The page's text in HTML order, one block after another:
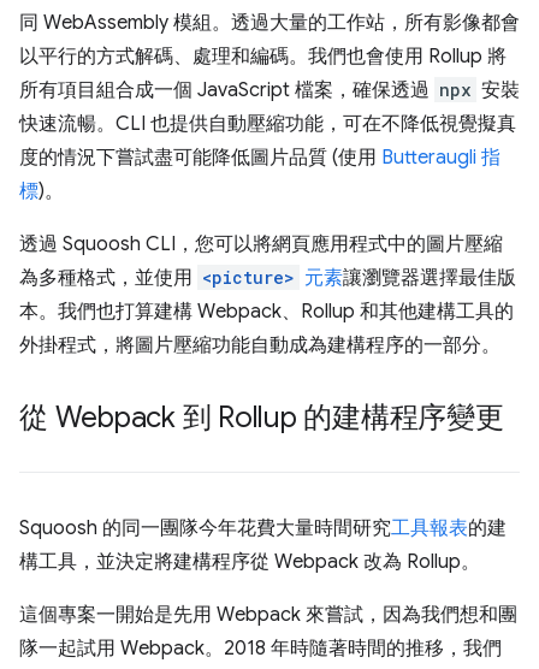
同 WebAssembly 模組。透過大量的工作站，所有影像都會
以平行的方式解碼、處理和編碼。我們也會使用 Rollup 將
所有項目組合成一個 JavaScript 檔案，確保透過 npx 安裝
快速流暢。CLI 也提供自動壓縮功能，可在不降低視覺擬真
度的情況下嘗試盡可能降低圖片品質 (使用 Butteraugli 指
標)。
透過 Squoosh CLI，您可以將網頁應用程式中的圖片壓縮
為多種格式，並使用 <picture> 元素讓瀏覽器選擇最佳版
本。我們也打算建構 Webpack、Rollup 和其他建構工具的
外掛程式，將圖片壓縮功能自動成為建構程序的一部分。
從 Webpack 到 Rollup 的建構程序變更
Squoosh 的同一團隊今年花費大量時間研究工具報表的建
構工具，並決定將建構程序從 Webpack 改為 Rollup。
這個專案一開始是先用 Webpack 來嘗試，因為我們想和團
隊一起試用 Webpack。2018 年時隨著時間的推移，我們